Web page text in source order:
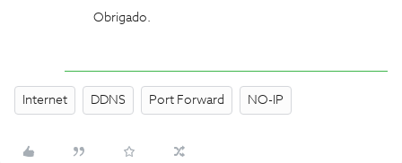
Obrigado.
Internet DDNS Port Forward NO-IP